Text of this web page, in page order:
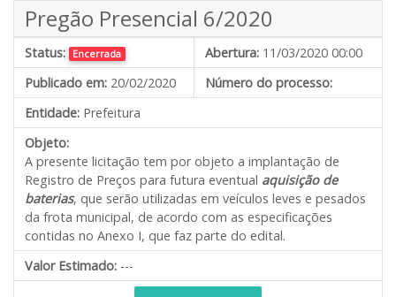
Pregão Presencial 6/2020
Status: Encerrada Abertura: 11/03/2020 00:00
Publicado em: 20/02/2020
Número do processo:
Entidade: Prefeitura
Objeto:
A presente licitação tem por objeto a implantação de
Registro de Preços para futura eventual aquisição de
baterias, que serão utilizadas em veículos leves e pesados
da frota municipal, de acordo com as especificações
contidas no Anexo I, que faz parte do edital.
Valor Estimado: ---